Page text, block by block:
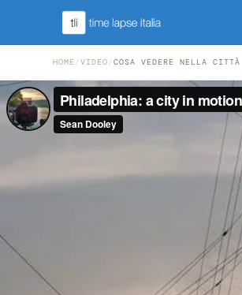
HOME /VIDEO /COSA VEDERE NELLA